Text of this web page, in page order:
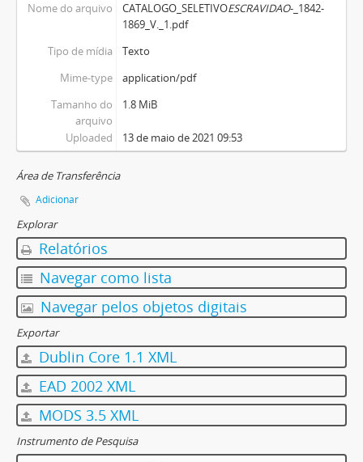
Nome do arquivo CATALOGO_SELETIVOESCRAVIDAO-_1842-
1869_V._1.pdf
Tipo de mídia
Texto
Mime-type
application/pdf
Tamanho do
arquivo
1.8 MiB
Uploaded 13 de maio de 2021 09:53
Área de Transferência
Adicionar
Explorar
Relatórios
Navegar como lista
Navegar pelos objetos digitais
Exportar
Dublin Core 1.1 XML
EAD 2002 XML
MODS 3.5 XML
Instrumento de Pesquisa